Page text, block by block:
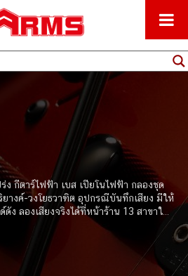
ตั้งแต่เริ่มต้นถึงมืออาชีพ
ง กีตาร์ไฟฟ้า เบส เปียโนไฟฟ้า กลองชุด
างค์-วงโยธวาฑิต อุปกรณืบันทึกเสียง มีให้
ง ลองเสียงจริงได้ที่หน้าร้าน 13 สาขาใกล้